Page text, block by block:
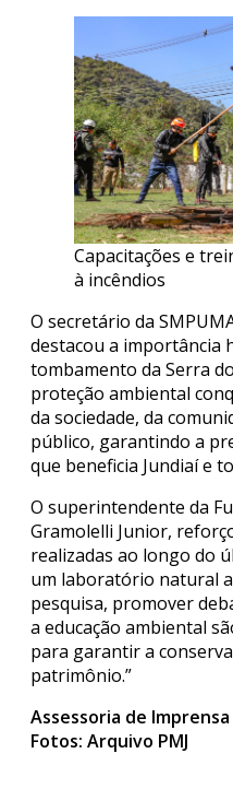
Capacitações e
à incêndios
O secretário da
destacou a importância
tombamento da Serra
proteção ambiental
da sociedade, da
público, garantindo a
que beneficia Jundiaí e
O superintendente da
Gramolelli Junior,
realizadas ao longo do
um laboratório natural
pesquisa, promover
a educação ambiental
para garantir a
patrimônio.”
Assessoria de Imprensa
Fotos: Arquivo PMJ